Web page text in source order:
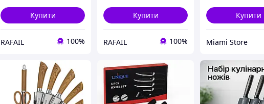
Купити
RAFAIL 100%
Купити
RAFAIL 100%
Купити
Miami Store